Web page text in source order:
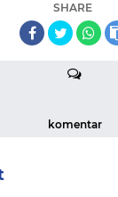
SHARE
komentar